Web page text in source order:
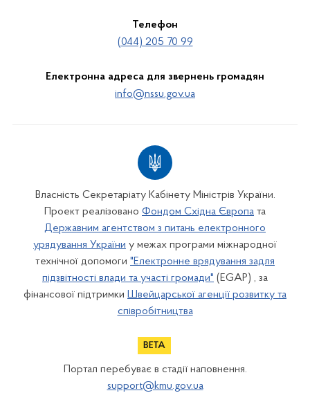
Телефон
(044) 205 70 99
Електронна адреса для звернень громадян
info@nssu.gov.ua
Власність Секретаріату Кабінету Міністрів України.
Проект реалізовано Фондом Східна Європа та
Державним агентством з питань електронного
урядування України у межах програми міжнародної
технічної допомоги "Електронне врядування задля
підзвітності влади та участі громади" (EGAP) , за
фінансової підтримки Швейцарської агенції розвитку та
співробітництва
Портал перебуває в стадії наповнення.
support@kmu.gov.ua